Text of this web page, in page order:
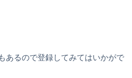
あるので登録してみてはいかがで